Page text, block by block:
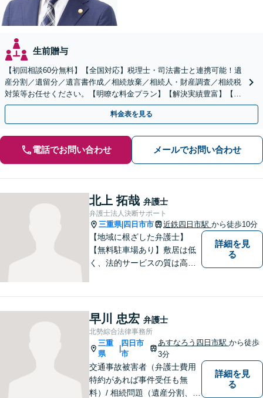
生前贈与
【初回相談60分無料】【全国対応】税理士・司法書士と連携可能！遺
産分割／遺留分／遺言書作成／相続放棄／相続人・財産調査／相続税
対策等お任せください。【明瞭な料金プラン】【解決実績豊富】【電
話相談可】
料金表を見る
電話でお問い合わせ メールでお問い合わせ
北上 拓哉 弁護士
弁護士法人決断サポート
三重県| 四日市市 近鉄四日市駅 から徒歩10分
【地域に根ざした弁護士】
【無料駐車場あり】敷居は低
く、法的サービスの質は高く
題／離婚問題／相続問題／企
業法務など、幅広く対応可
能。【明確な料金体系】どう
ぞご連絡ください。
詳細を見
る
早川 忠宏 弁護士
北勢綜合法律事務所
三重
県
四日市
市
あすなろう四日市駅 から徒歩
3分
交通事故被害者（弁護士費用
特約があれば事件受任も無
料）/ 相続問題（遺産分割、遺
詳細を見
る